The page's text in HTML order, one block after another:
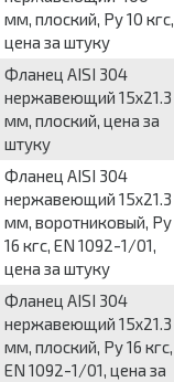
мм, плоский, Py 10 кгс,
цена за штуку
Фланец AISI 304
нержавеющий 15x21.3
мм, плоский, цена за
штуку
Фланец AISI 304
нержавеющий 15x21.3
мм, воротниковый, Py
16 кгс, EN 1092-1/01,
цена за штуку
Фланец AISI 304
нержавеющий 15x21.3
мм, плоский, Py 16 кгс,
EN 1092-1/01, цена за